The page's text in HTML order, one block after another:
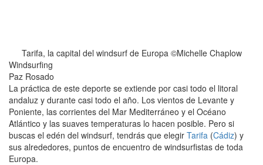
Tarifa, la capital del windsurf de Europa ©Michelle Chaplow
Windsurfing
Paz Rosado
La práctica de este deporte se extiende por casi todo el litoral
andaluz y durante casi todo el año. Los vientos de Levante y
Poniente, las corrientes del Mar Mediterráneo y el Océano
Atlántico y las suaves temperaturas lo hacen posible. Pero si
buscas el edén del windsurf, tendrás que elegir Tarifa (Cádiz) y
sus alrededores, puntos de encuentro de windsurfistas de toda
Europa.